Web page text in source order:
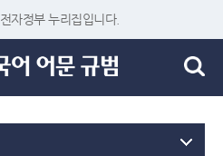
자정부 누리집입니다.